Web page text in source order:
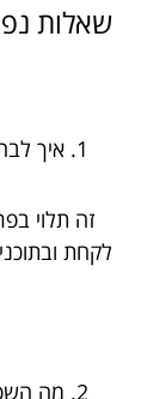
שאלות
איך
זה תלוי
לקחת
מה